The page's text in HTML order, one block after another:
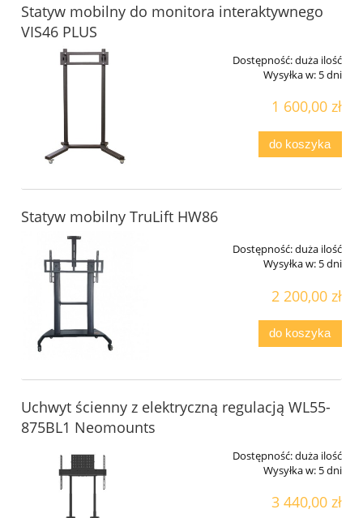
Statyw mobilny do monitora interaktywnego
VIS46 PLUS
Dostępność:duża ilość
Wysyłka w: 5 dni
1 600,00 zł
do koszyka
Statyw mobilny TruLift HW86
Dostępność:duża ilość
Wysyłka w: 5 dni
2 200,00 zł
do koszyka
Uchwyt ścienny z elektryczną regulacją WL55-
875BL1 Neomounts
Dostępność:duża ilość
Wysyłka w: 5 dni
3 440,00 zł